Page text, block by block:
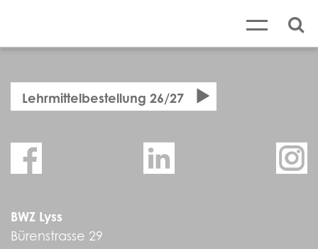
Lehrmittelbestellung 26/27
BWZ Lyss
Bürenstrasse 29